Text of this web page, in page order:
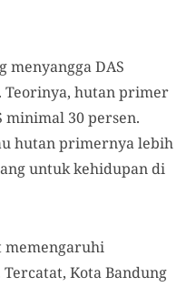
menyangga DAS
Teorinya, hutan primer
minimal 30 persen.
hutan primernya lebih
untuk kehidupan di
memengaruhi
Kota Bandung